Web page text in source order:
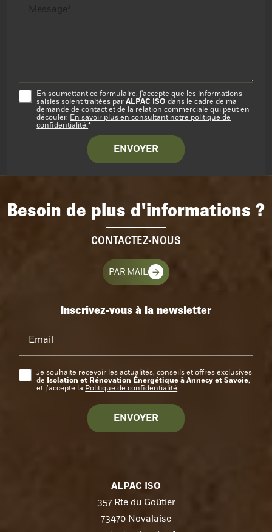
En soumettant ce formulaire, j'accepte que les informations
saisies soient traitées parALPAC ISO dans le cadre de ma
demande de contact et de la relation commerciale qui peut en
découler. En savoir plus en consultant notre politique de
confidentialité.*
Besoin de plus d'informations ?
CONTACTEZ-NOUS
PAR MAIL
Inscrivez-vous à la newsletter
Email
Je souhaite recevoir les actualités, conseils et offres exclusives
de Isolation et Rénovation Énergétique à Annecy et Savoie,
et j’accepte la Politique de confidentialité.
ALPAC ISO
357 Rte du Goûtier
73470 Novalaise